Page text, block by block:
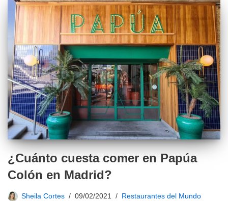
¿Cuánto cuesta comer en Papúa
Colón en Madrid?
Sheila Cortes 09/02/2021 Restaurantes del Mundo